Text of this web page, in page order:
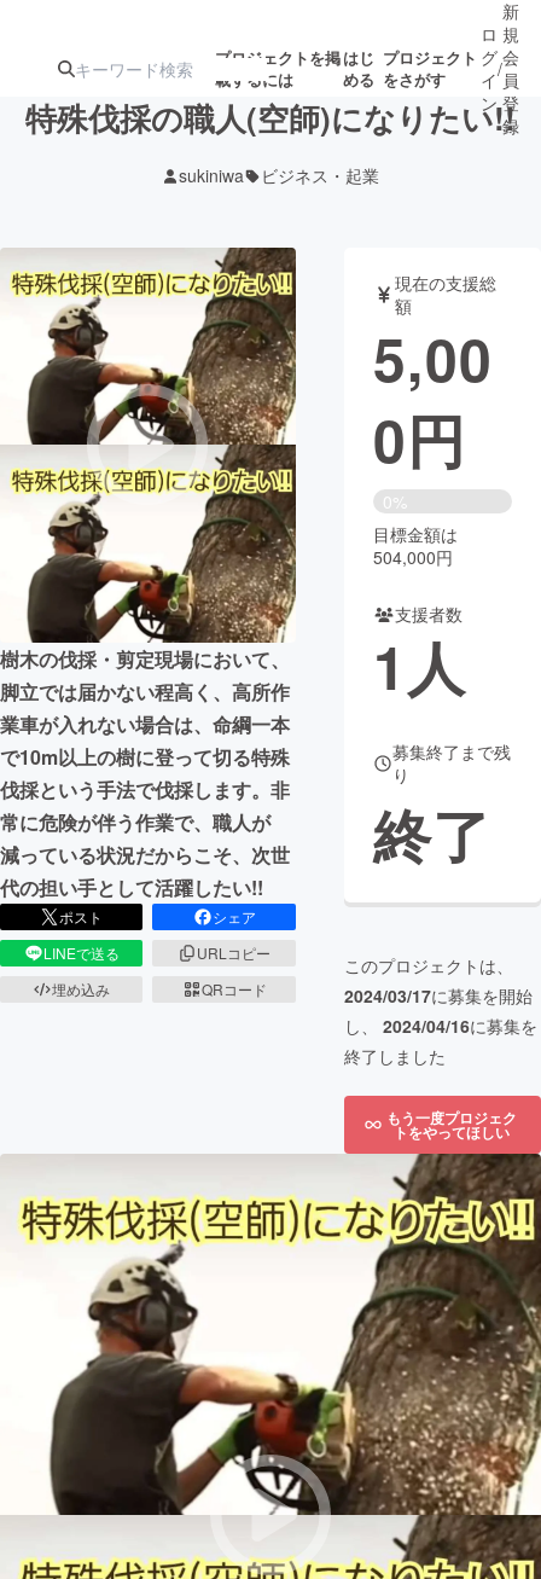
プロジェクトを掲
載するには
はじ
める
プロジェクト
をさがす
アート・写真
テクノロジー・ガジェット ゲーム・サ
ビジネス・起業 チャレンジ
まちづくり・地域活性化
CAMPFIRE for Social Good
CAMPFIRE Creation
CAMPFIREふるさと納税machi-ya コミュニティ
ロ
グ
イ
ン
/
新
規
会
員
登
録
特殊伐採の職人(空師)になりたい!!
sukiniwa ビジネス・起業
樹木の伐採・剪定現場において、
脚立では届かない程高く、高所作
業車が入れない場合は、命綱一本
で10m以上の樹に登って切る特殊
伐採という手法で伐採します。非
常に危険が伴う作業で、職人が
減っている状況だからこそ、次世
代の担い手として活躍したい!!
ポスト
シェア
LINEで送る
URLコピー
埋め込み
QRコード
現在の支援総
額
5,00
0円
0%
目標金額は
504,000円
支援者数
1人
募集終了まで残
り
終了
このプロジェクトは、
2024/03/17に募集を開始
し、 2024/04/16に募集を
終了しました
もう一度プロジェク
トをやってほしい